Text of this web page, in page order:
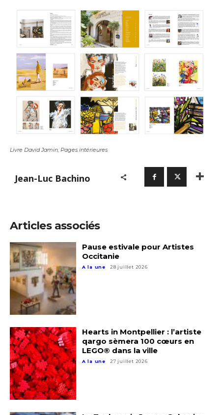
Adresse email*
Nom
Livre David Jamin, Pages intérieures
Jean-Luc Bachino
Articles associés
Pause estivale pour Artistes
Occitanie
A la une 28 juillet 2026
Hearts in Montpellier : l’artiste
qargo sèmera 100 cœurs en
LEGO® dans la ville
A la une 27 juillet 2026